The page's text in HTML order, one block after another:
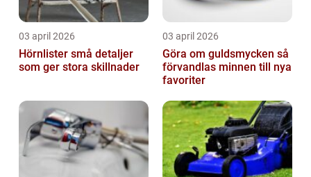
03 april 2026
Hörnlister små detaljer
som ger stora skillnader
03 april 2026
Göra om guldsmycken så
förvandlas minnen till nya
favoriter